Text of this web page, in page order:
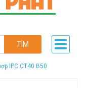
TÌM
IPC CT40 B50